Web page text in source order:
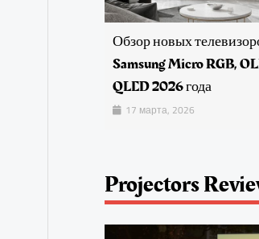
Обзор новых
Samsung Micro RGB,
QLED 2026 года
17 марта, 2026
Projectors